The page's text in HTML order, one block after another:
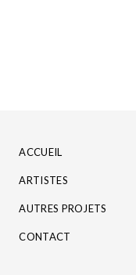
ACCUEIL
ARTISTES
AUTRES PROJETS
CONTACT